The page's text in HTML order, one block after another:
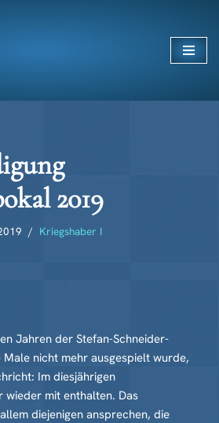
2019
Kriegshaber I
Jahren der Stefan-Schneider-
nicht mehr ausgespielt wurde,
Im diesjährigen
wieder mit enthalten. Das
diejenigen ansprechen, die